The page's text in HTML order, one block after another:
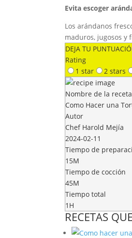
Evita escoger
Los arándanos
maduros, jugosos y
DEJA TU
Rating
1 star
2 stars
Nombre de la receta
Como Hacer una
Autor
Chef Harold Mejía
2024-02-11
Tiempo de
15M
Tiempo de cocción
45M
Tiempo total
1H
RECETAS